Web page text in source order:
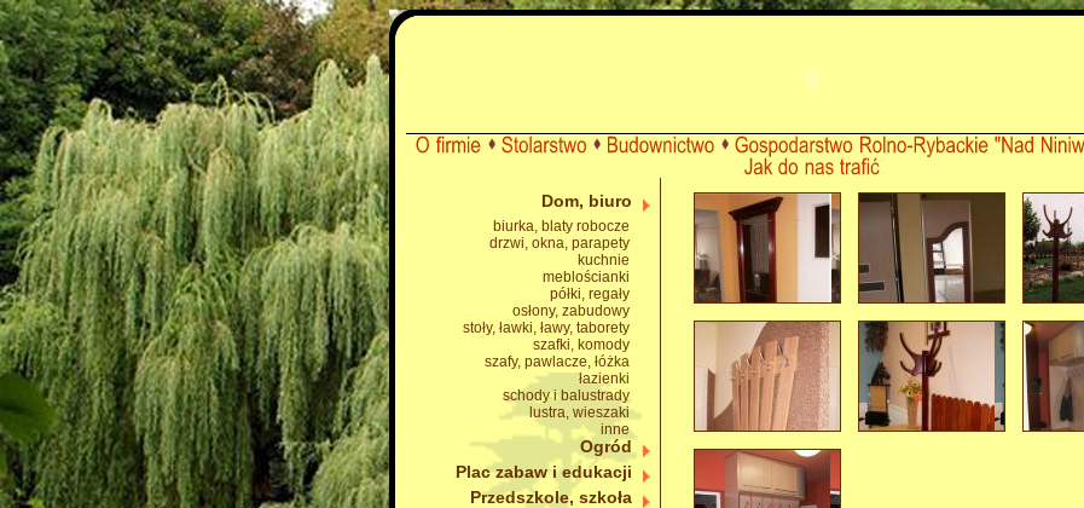
Dom, biuro
biurka, blaty robocze
drzwi, okna, parapety
kuchnie
meblościanki
półki, regały
osłony, zabudowy
stoły, ławki, ławy, taborety
szafki, komody
szafy, pawlacze, łóżka
łazienki
schody i balustrady
lustra, wieszaki
inne
Ogród
Plac zabaw i edukacji
Przedszkole, szkoła